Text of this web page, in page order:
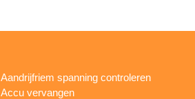
Aandrijfriem spanning controleren
Accu vervangen